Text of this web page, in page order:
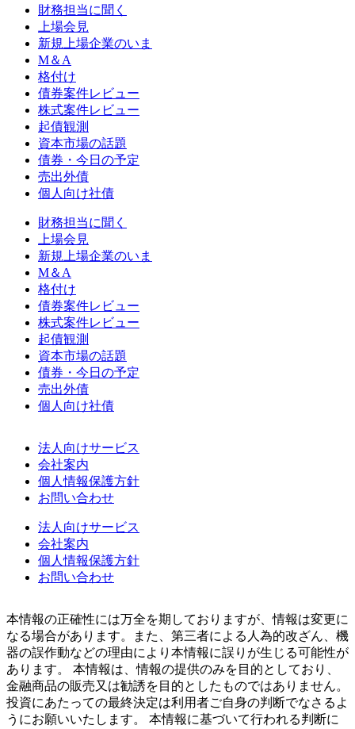
財務担当に聞く
上場会見
新規上場企業のいま
M＆A
格付け
債券案件レビュー
株式案件レビュー
起債観測
資本市場の話題
債券・今日の予定
売出外債
個人向け社債
財務担当に聞く
上場会見
新規上場企業のいま
M＆A
格付け
債券案件レビュー
株式案件レビュー
起債観測
資本市場の話題
債券・今日の予定
売出外債
個人向け社債
法人向けサービス
会社案内
個人情報保護方針
お問い合わせ
法人向けサービス
会社案内
個人情報保護方針
お問い合わせ
本情報の正確性には万全を期しておりますが、情報は変更に
なる場合があります。また、第三者による人為的改ざん、機
器の誤作動などの理由により本情報に誤りが生じる可能性が
あります。 本情報は、情報の提供のみを目的としており、
金融商品の販売又は勧誘を目的としたものではありません。
投資にあたっての最終決定は利用者ご自身の判断でなさるよ
うにお願いいたします。 本情報に基づいて行われる判断に